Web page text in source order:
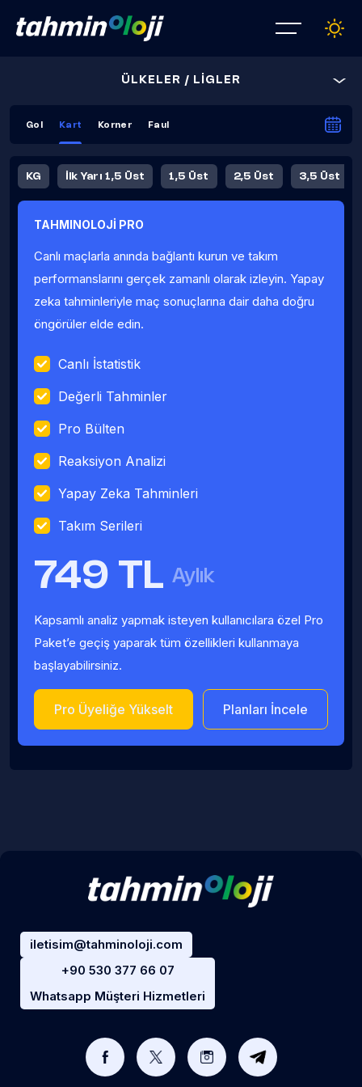
ÜLKELER / LİGLER
Gol Kart Korner Faul
KG İlk Yarı 1,5 Üst 1,5 Üst 2,5 Üst 3,5 Üst
Fauller Ortalama
TAHMINOLOJİ PRO
Canlı maçlarla anında bağlantı kurun ve takım
performanslarını gerçek zamanlı olarak izleyin. Yapay
zeka tahminleriyle maç sonuçlarına dair daha doğru
öngörüler elde edin.
Canlı İstatistik
Değerli Tahminler
Pro Bülten
Reaksiyon Analizi
Yapay Zeka Tahminleri
Takım Serileri
749 TL Aylık
Kapsamlı analiz yapmak isteyen kullanıcılara özel Pro
Paket’e geçiş yaparak tüm özellikleri kullanmaya
başlayabilirsiniz.
Pro Üyeliğe Yükselt Planları İncele
iletisim@tahminoloji.com
+90 530 377 66 07
Whatsapp Müşteri Hizmetleri